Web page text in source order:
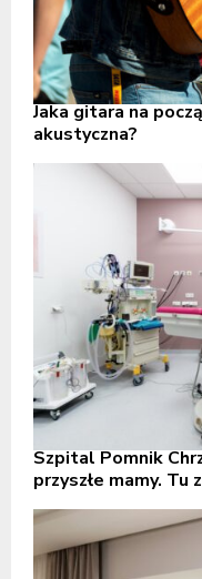
Jaka gitara na
akustyczna?
Szpital Pomnik
przyszłe mamy. Tu